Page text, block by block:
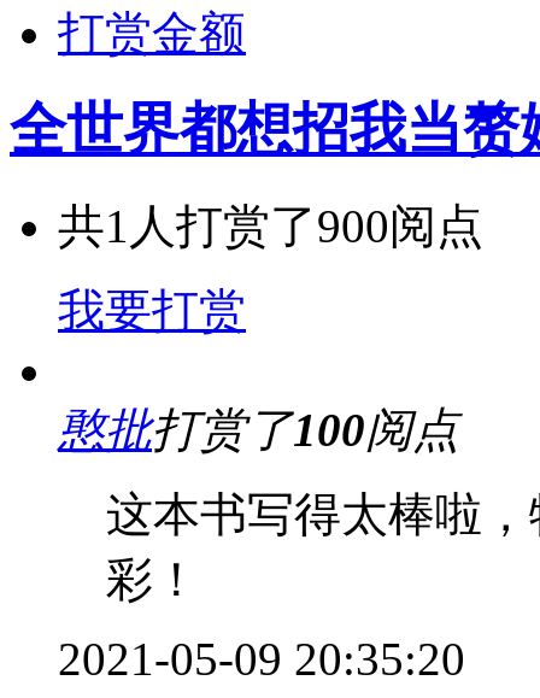
打赏金额
全世界都想招我当赘
共1 人打赏了900阅点
我要打赏
憨批打赏了100阅点
这本书写得太棒啦
彩！
2021-05-09 20:35:20